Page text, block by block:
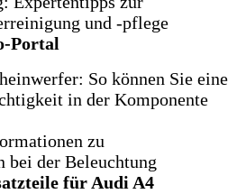
und -pflege
Portal
So können Sie eine
in der Komponente
zu
bei der Beleuchtung
für Audi A4